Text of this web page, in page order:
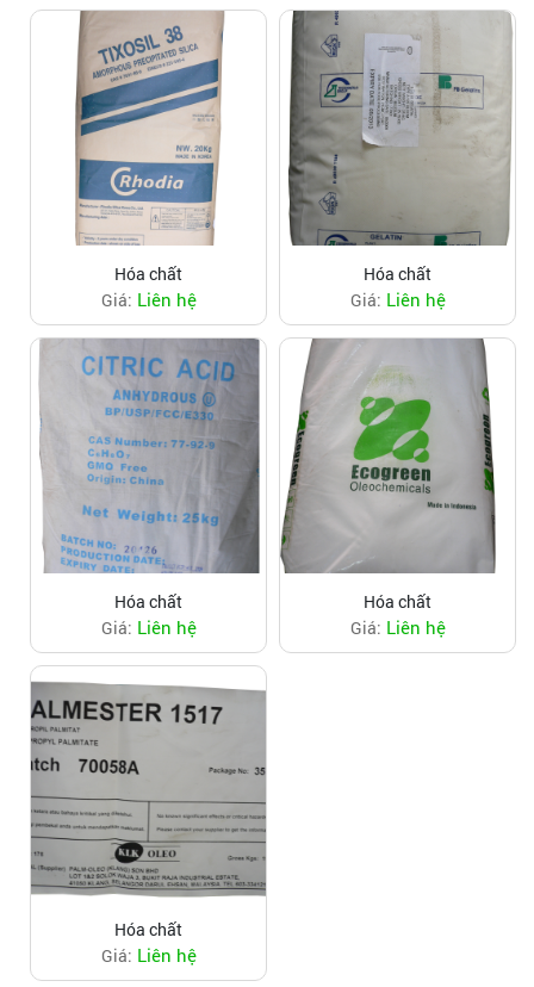
Hóa chất
Giá: Liên hệ
Hóa chất
Giá: Liên hệ
Hóa chất
Giá: Liên hệ
Hóa chất
Giá: Liên hệ
Hóa chất
Giá: Liên hệ